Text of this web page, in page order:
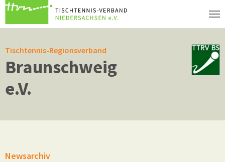
Tischtennis-Regionsverband
Braunschweig
e.V.
Newsarchiv